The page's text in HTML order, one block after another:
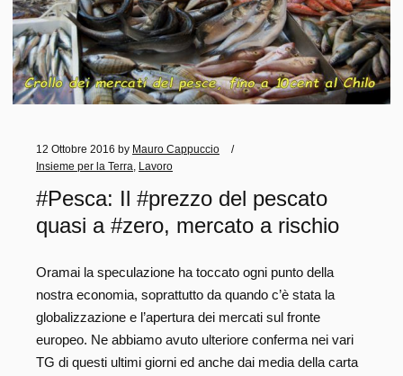
12 Ottobre 2016 by Mauro Cappuccio
Insieme per la Terra
Lavoro
#Pesca: Il #prezzo del pescato
quasi a #zero, mercato a rischio
Oramai la speculazione ha toccato ogni punto della
nostra economia, soprattutto da quando c’è stata la
globalizzazione e l’apertura dei mercati sul fronte
europeo. Ne abbiamo avuto ulteriore conferma nei vari
TG di questi ultimi giorni ed anche dai media della carta